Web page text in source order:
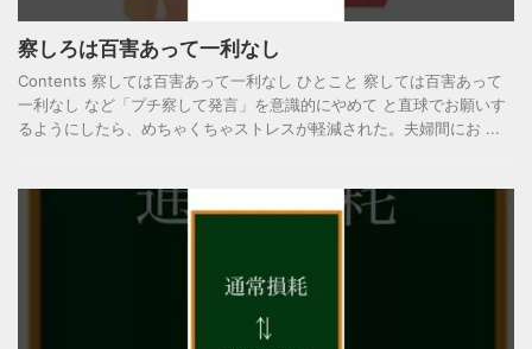
察しろは百害あって一利なし
Contents 察しては百害あって一利なし ひとこと 察しては百害あって
一利なし など「プチ察して発言」を意識的にやめて と直球でお願いす
るようにしたら、めちゃくちゃストレスが軽減された。夫婦間にお ...